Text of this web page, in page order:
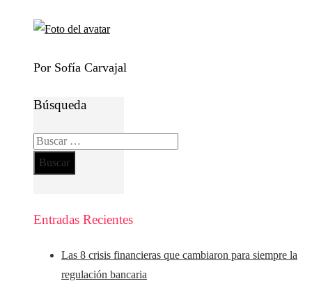
Por Sofía Carvajal
Búsqueda
Buscar:
Entradas Recientes
Las 8 crisis financieras que cambiaron para siempre la
regulación bancaria